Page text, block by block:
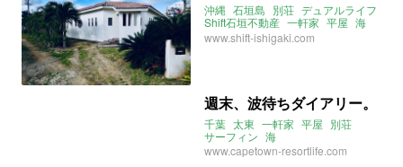
沖縄 石垣島 別荘 デュアルライフ
Shift石垣不動産 一軒家 平屋 海
二拠点居住 instagram
2021年2月のおすすめ
www.shift-ishigaki.com
週末、波待ちダイアリー。
千葉 太東 一軒家 平屋 別荘
サーフィン 海
www.capetown-resortlife.com